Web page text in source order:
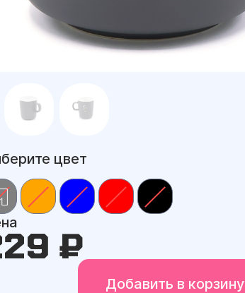
цвет
₽
Добавить в корзину